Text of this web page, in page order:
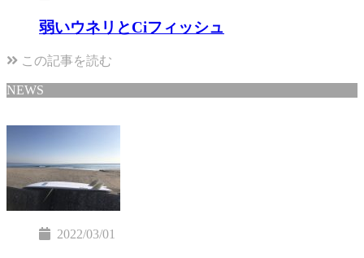
弱いウネリとCiフィッシュ
この記事を読む
NEWS
2022/03/01